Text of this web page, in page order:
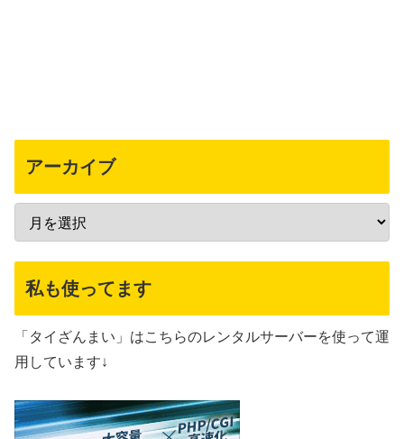
アーカイブ
私も使ってます
「タイざんまい」はこちらのレンタルサーバーを使って運
用しています↓